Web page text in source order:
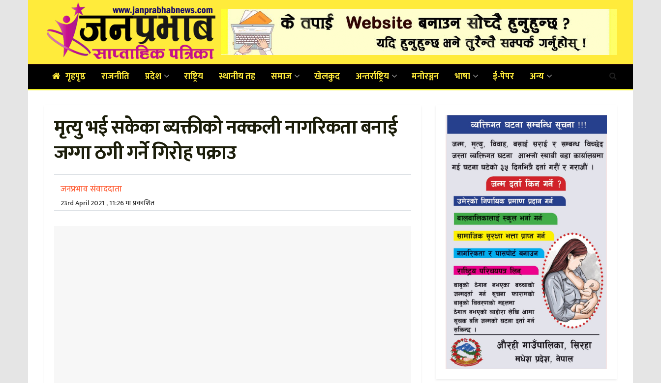
गृहपृष्ठ राजनीति प्रदेश राष्ट्रिय स्थानीय तह समाज खेलकुद अन्तर्राष्ट्रिय मनोरञ्जन भाषा ई-पेपर अन्य
मृत्यु भई सकेका ब्यक्तीको नक्कली नागरिकता बनाई
जग्गा ठगी गर्ने गिरोह पक्राउ
जनप्रभाव संवाददाता
23rd April 2021 , 11:26 मा प्रकाशित